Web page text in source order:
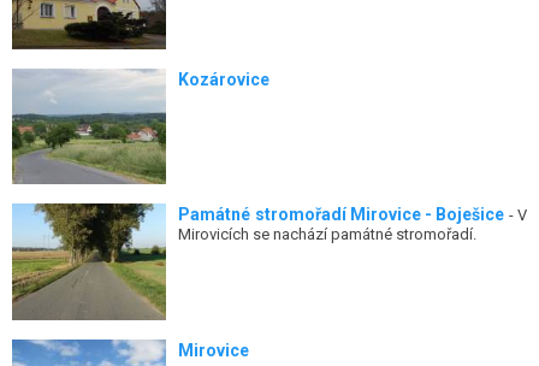
Kozárovice
Památné stromořadí Mirovice - Boješice - V
Mirovicích se nachází památné stromořadí.
Mirovice